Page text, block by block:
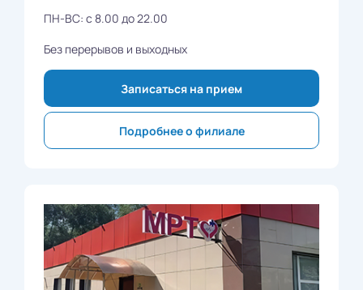
ПН-ВС: с 8.00 до 22.00
Без перерывов и выходных
Записаться на прием
Подробнее о филиале